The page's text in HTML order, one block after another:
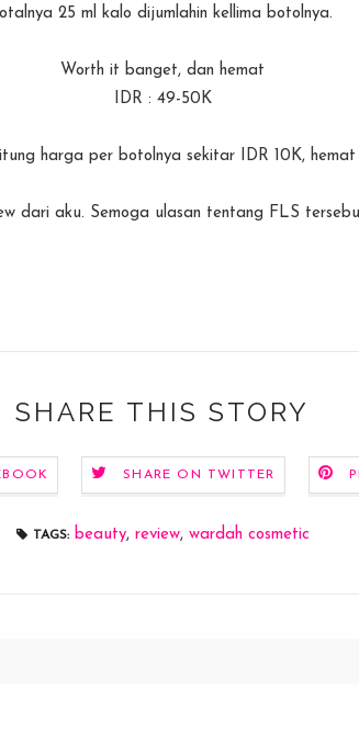
25 ml kalo dijumlahin kellima botolnya.
Worth it banget, dan hemat
IDR : 49-50K
harga per botolnya sekitar IDR 10K,
dari aku. Semoga ulasan tentang FLS
SHARE THIS STORY
SHARE ON TWITTER
TAGS: beauty, review, wardah cosmetic